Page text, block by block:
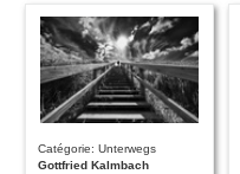
Catégorie: Unterwegs
Gottfried Kalmbach